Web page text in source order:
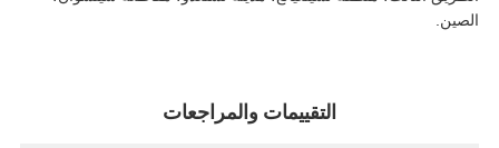
الصين.
التقييمات والمراجعات